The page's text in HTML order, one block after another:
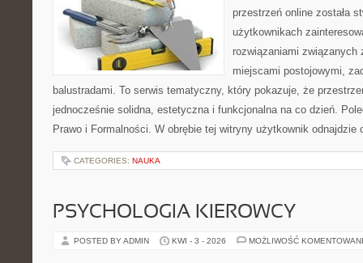
przestrzeń online została
użytkownikach
rozwiązaniami związanych
miejscami postojowymi,
balustradami. To serwis tematyczny, który pokazuje, że
jednocześnie solidna, estetyczna i funkcjonalna na co dzień.
Prawo i Formalności. W obrębie tej witryny użytkownik
CATEGORIES: NAUKA
PSYCHOLOGIA KIEROWCY
POSTED BY ADMIN KWI - 3 - 2026 MOŻLIWOŚĆ